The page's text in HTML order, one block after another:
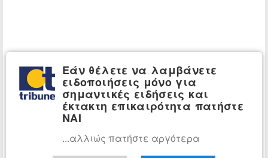
Εάν θέλετε να λαμβάνετε
ειδοποιήσεις μόνο για
σημαντικές ειδήσεις και
έκτακτη επικαιρότητα πατήστε
ΝΑΙ
...αλλιώς πατήστε αργότερα